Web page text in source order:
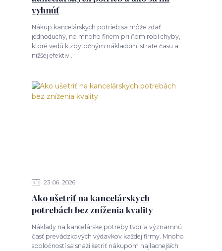
vyhnúť
Nákup kancelárskych potrieb sa môže zdať
jednoduchý, no mnoho firiem pri ňom robí chyby,
ktoré vedú k zbytočným nákladom, strate času a
nižšej efektiv...
23 06 2026
Ako ušetriť na kancelárskych
potrebách bez zníženia kvality
Náklady na kancelárske potreby tvoria významnú
časť prevádzkových výdavkov každej firmy. Mnoho
spoločností sa snaží šetriť nákupom najlacnejších